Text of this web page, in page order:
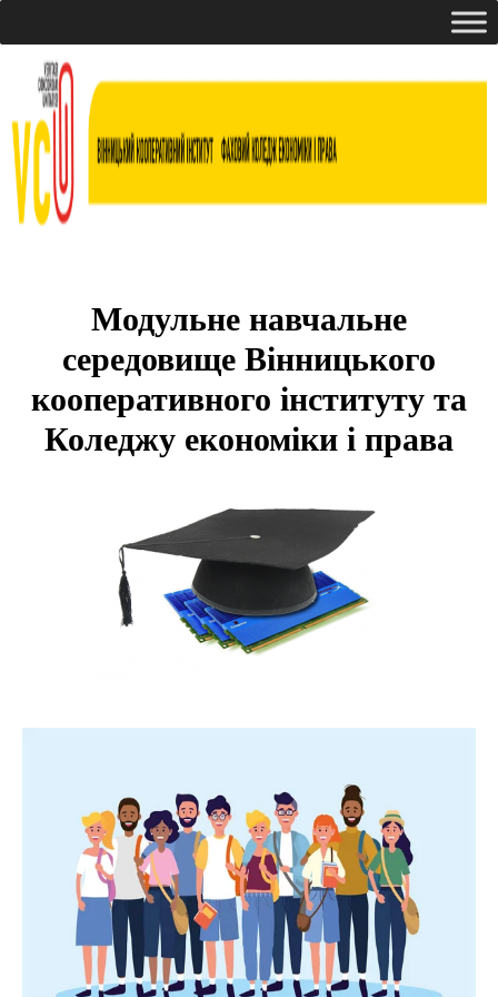
Модульне навчальне
середовище Вінницького
кооперативного інституту та
Коледжу економіки і права